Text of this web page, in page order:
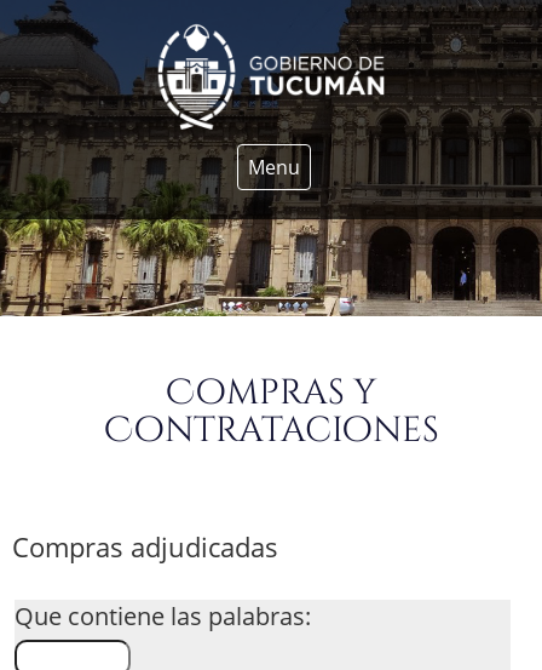
Menu
Compras y
Contrataciones
Compras adjudicadas
Que contiene las palabras: